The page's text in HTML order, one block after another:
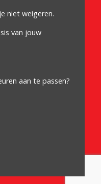
niet weigeren.
van jouw
aan te passen?